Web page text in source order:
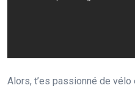
Alors, t’es passionné de